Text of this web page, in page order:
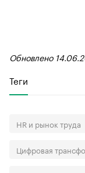
Обновлено
Теги
HR и рынок труда
Цифровая